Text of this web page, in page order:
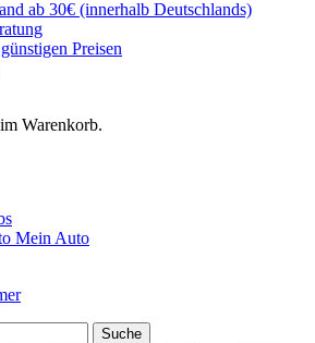
ab 30€ (innerhalb Deutschlands)
Preisen
Warenkorb.
Mein Auto
Suche